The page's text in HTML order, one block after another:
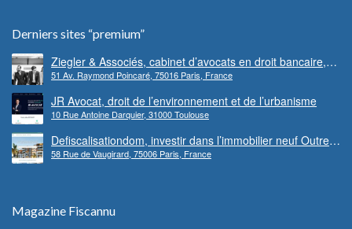
Derniers sites “premium”
Ziegler & Associés, cabinet d’avocats en droit bancaire,
cryptomonnaie et escroqueries financières
51 Av. Raymond Poincaré, 75016 Paris, France
JR Avocat, droit de l’environnement et de l’urbanisme
10 Rue Antoine Darquier, 31000 Toulouse
Defiscalisationdom, investir dans l’immobilier neuf Outre-
mer
58 Rue de Vaugirard, 75006 Paris, France
Magazine Fiscannu